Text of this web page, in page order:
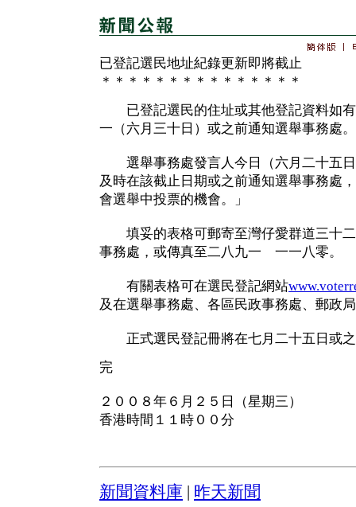
已登記選民地址紀錄更新即將截止
＊＊＊＊＊＊＊＊＊＊＊＊＊＊＊
已登記選民的住址或其他登記資料如有
一（六月三十日）或之前通知選舉事務處。
選舉事務處發言人今日（六月二十五日
及時在該截止日期或之前通知選舉事務處
會選舉中投票的機會。」
填妥的表格可郵寄至灣仔愛群道三十二
事務處，或傳真至二八九一 一一八零。
有關表格可在選民登記網站
及在選舉事務處、各區民政事務處、郵政
正式選民登記冊將在七月二十五日或之
完
２００８年６月２５日（星期三）
香港時間１１時００分
新聞資料庫 昨天新聞